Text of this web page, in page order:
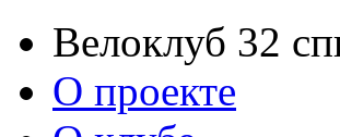
Велоклуб 32
О проекте